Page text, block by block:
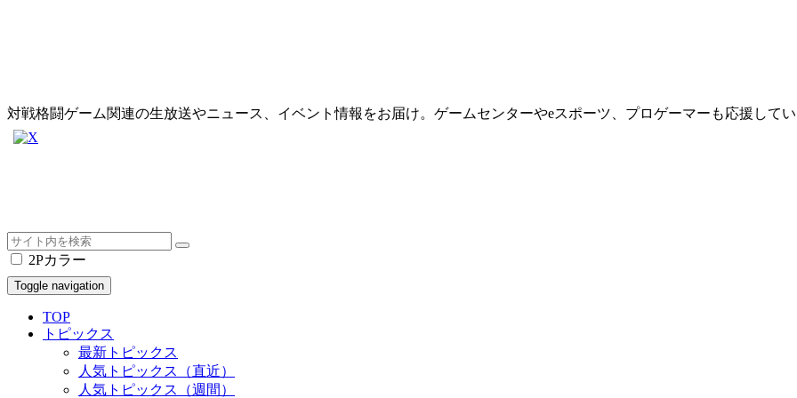
対戦格闘ゲーム関連の生放送やニュース、イベント情報をお届け。ゲームセンターやeスポーツ、プロゲーマーも応援して
2Pカラー
Toggle navigation
TOP
トピックス
最新トピックス
人気トピックス（直近）
人気トピックス（週間）